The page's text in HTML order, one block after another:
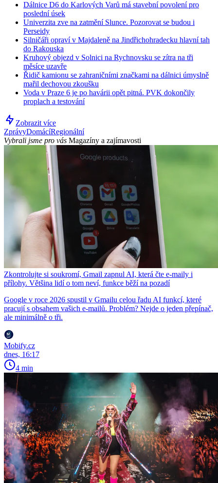
Dálnice D6 do Karlových Varů má stavební povolení pro
poslední úsek
Univerzita zve na zatmění Slunce. Pozorovat se budou i
Perseidy
Silničáři opraví v Majdaleně na Jindřichohradecku hlavní tah
do Rakouska
Kruhový objezd v Solnici na Rychnovsku se zítra na tři
měsíce uzavře
Řidič kamionu se zahraničními značkami na dálnici úmyslně
mařil dechovou zkoušku
Voda v Praze 6 je po havárii opět pitná. PVK dokončily
proplach a testování
Zobrazit více
ZprávyDomácíRegionální
Vybrali jsme pro vás Magazíny a zajímavosti
Zkontrolujte si soukromí, Gmail zapnul AI, která čte e-maily i
přílohy. Většina lidí o tom neví, funkce běží na pozadí
Google v roce 2026 spustil v Gmailu celou řadu AI funkcí, které
pracují s obsahem vašich e-mailů. Problém? Nejde o jeden přepínač,
ale minimálně o tři.
Mobify.cz
dnes, 16:17
4 min